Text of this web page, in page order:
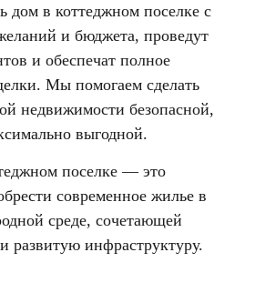
дом в коттеджном поселке с
и бюджета, проведут
и обеспечат полное
Мы помогаем сделать
недвижимости безопасной,
выгодной.
поселке — это
современное жилье в
среде, сочетающей
развитую инфраструктуру.